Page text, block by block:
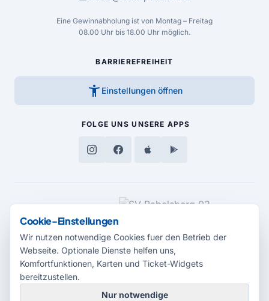
Eine Gewinnabholung ist von Montag – Freitag
08.00 Uhr bis 18.00 Uhr möglich.
BARRIEREFREIHEIT
accessibility_new Einstellungen öffnen
FOLGE UNS UNSERE APPS
MEDIENPARTNER
Cookie-Einstellungen
Wir nutzen notwendige Cookies fuer den Betrieb der
Webseite. Optionale Dienste helfen uns,
Komfortfunktionen, Karten und Ticket-Widgets
bereitzustellen.
Nur notwendige